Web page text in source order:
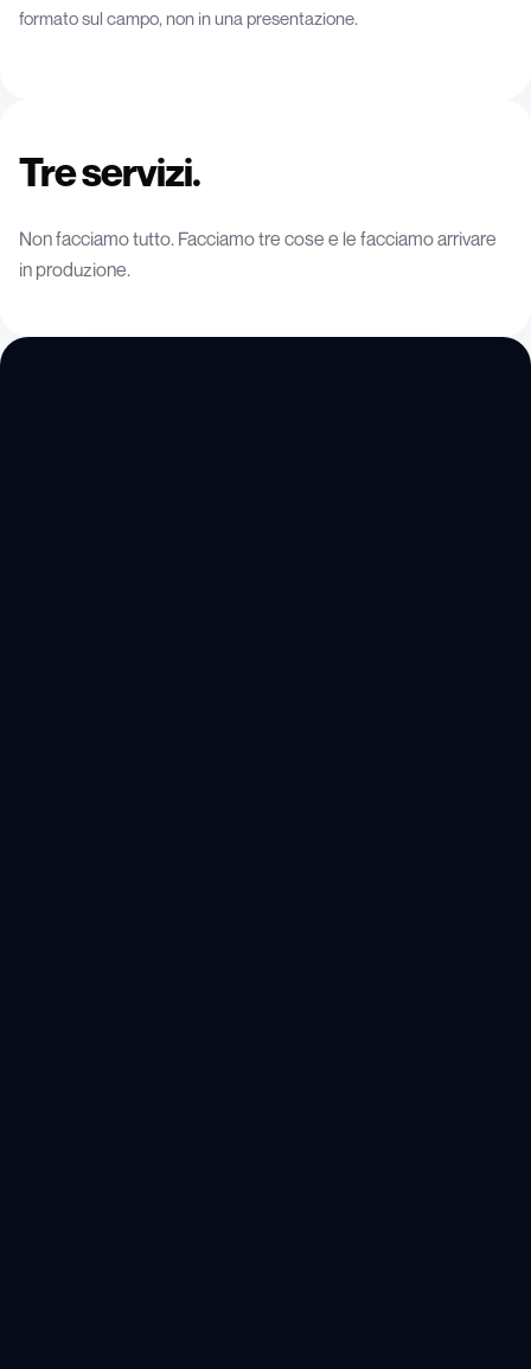
formato sul campo, non in una presentazione.
Tre servizi.
Non facciamo tutto. Facciamo tre cose e le facciamo arrivare
in produzione.